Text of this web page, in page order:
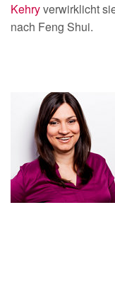
Kehryverwirklicht
nach Feng Shui.